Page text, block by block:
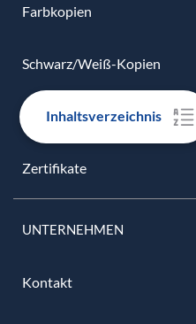
Inhaltsverzeichnis
Farbkopien
Schwarz/Weiß-Kopien
Urkunden
Zertifikate
UNTERNEHMEN
Kontakt